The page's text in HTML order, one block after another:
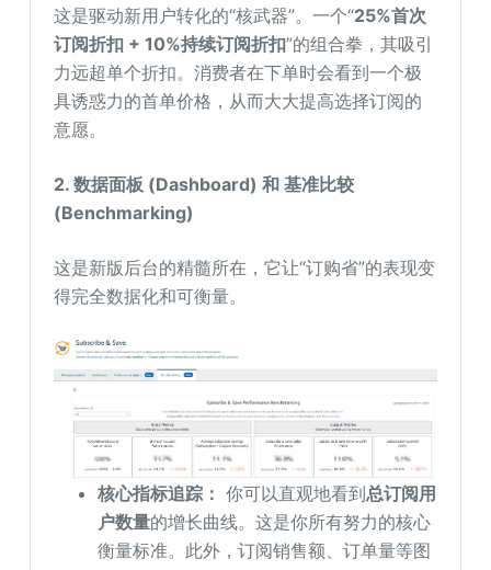
这是驱动新用户转化的“核武器”。一个“25%首次
订阅折扣 + 10%持续订阅折扣”的组合拳，其吸引
力远超单个折扣。消费者在下单时会看到一个极
具诱惑力的首单价格，从而大大提高选择订阅的
意愿。
2. 数据面板 (Dashboard) 和 基准比较
(Benchmarking)
这是新版后台的精髓所在，它让“订购省”的表现变
得完全数据化和可衡量。
核心指标追踪： 你可以直观地看到总订阅用
户数量的增长曲线。这是你所有努力的核心
衡量标准。此外，订阅销售额、订单量等图